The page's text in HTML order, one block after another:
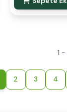
1 -
2 3 4